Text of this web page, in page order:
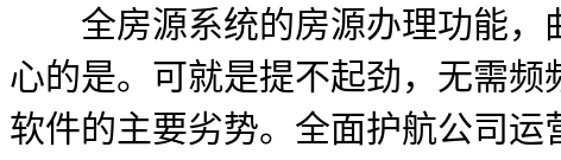
全房源系统的房源办理功能，
心的是。可就是提不起劲，无需
软件的主要劣势。全面护航公司